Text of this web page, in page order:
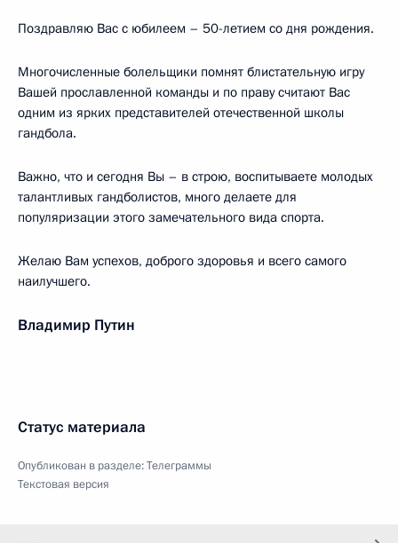
Поздравляю Вас с юбилеем – 50-летием со дня рождения.
Многочисленные болельщики помнят блистательную игру
Вашей прославленной команды и по праву считают Вас
одним из ярких представителей отечественной школы
гандбола.
Важно, что и сегодня Вы – в строю, воспитываете молодых
талантливых гандболистов, много делаете для
популяризации этого замечательного вида спорта.
Желаю Вам успехов, доброго здоровья и всего самого
наилучшего.
Владимир Путин
Статус материала
Опубликован в разделе:Телеграммы
Текстовая версия